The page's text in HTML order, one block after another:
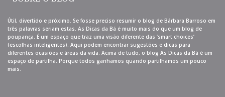
Útil, divertido e próximo. Se fosse preciso resumir o blog de Bárbara Barroso em
três palavras seriam estas. As Dicas da Bá é muito mais do que um blog de
poupança. É um espaço que traz uma visão diferente das ‘smart choices’
(escolhas inteligentes). Aqui podem encontrar sugestões e dicas para
diferentes ocasiões e áreas da vida. Acima de tudo, o blog As Dicas da Bá é um
espaço de partilha. Porque todos ganhamos quando partilhamos um pouco
mais.